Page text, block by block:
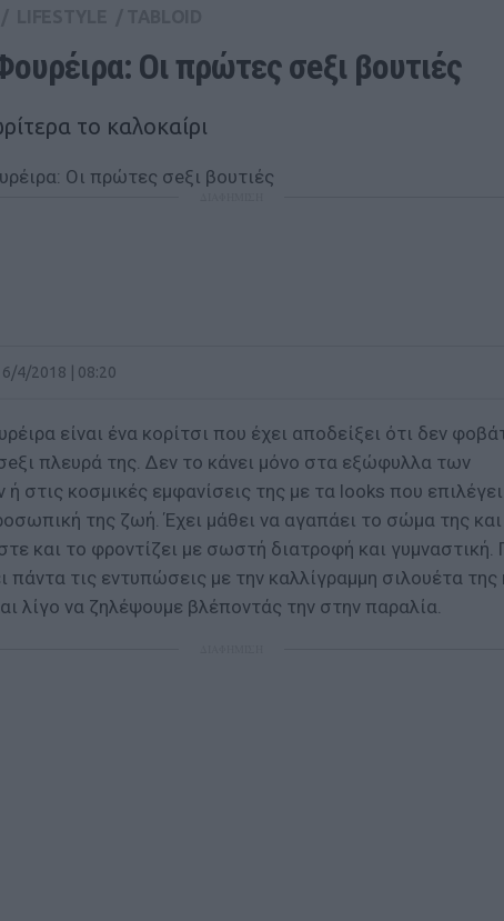
Οι πρώτες σeξι βουτιές
το καλοκαίρι
4/2018 | 08:20
είναι ένα κορίτσι που έχει αποδείξει ότι δεν
πλευρά της. Δεν το κάνει μόνο στα εξώφυλλα των
ή στις κοσμικές εμφανίσεις της με τα looks που
της ζωή. Έχει μάθει να αγαπάει το σώμα της και
και το φροντίζει με σωστή διατροφή και γυμναστική.
πάντα τις εντυπώσεις με την καλλίγραμμη σιλουέτα της
λίγο να ζηλέψουμε βλέποντάς την στην παραλία.